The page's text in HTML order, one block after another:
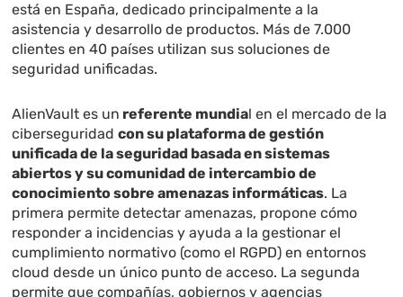
está en España, dedicado principalmente a la
asistencia y desarrollo de productos. Más de 7.000
clientes en 40 países utilizan sus soluciones de
seguridad unificadas.
AlienVault es un referente mundial en el mercado de la
ciberseguridadcon su plataforma de gestión
unificada de la seguridad basada en sistemas
abiertos y su comunidad de intercambio de
conocimiento sobre amenazas informáticas. La
primera permite detectar amenazas, propone cómo
responder a incidencias y ayuda a la gestionar el
cumplimiento normativo (como el RGPD) en entornos
cloud desde un único punto de acceso. La segunda
permite que compañías, gobiernos y agencias